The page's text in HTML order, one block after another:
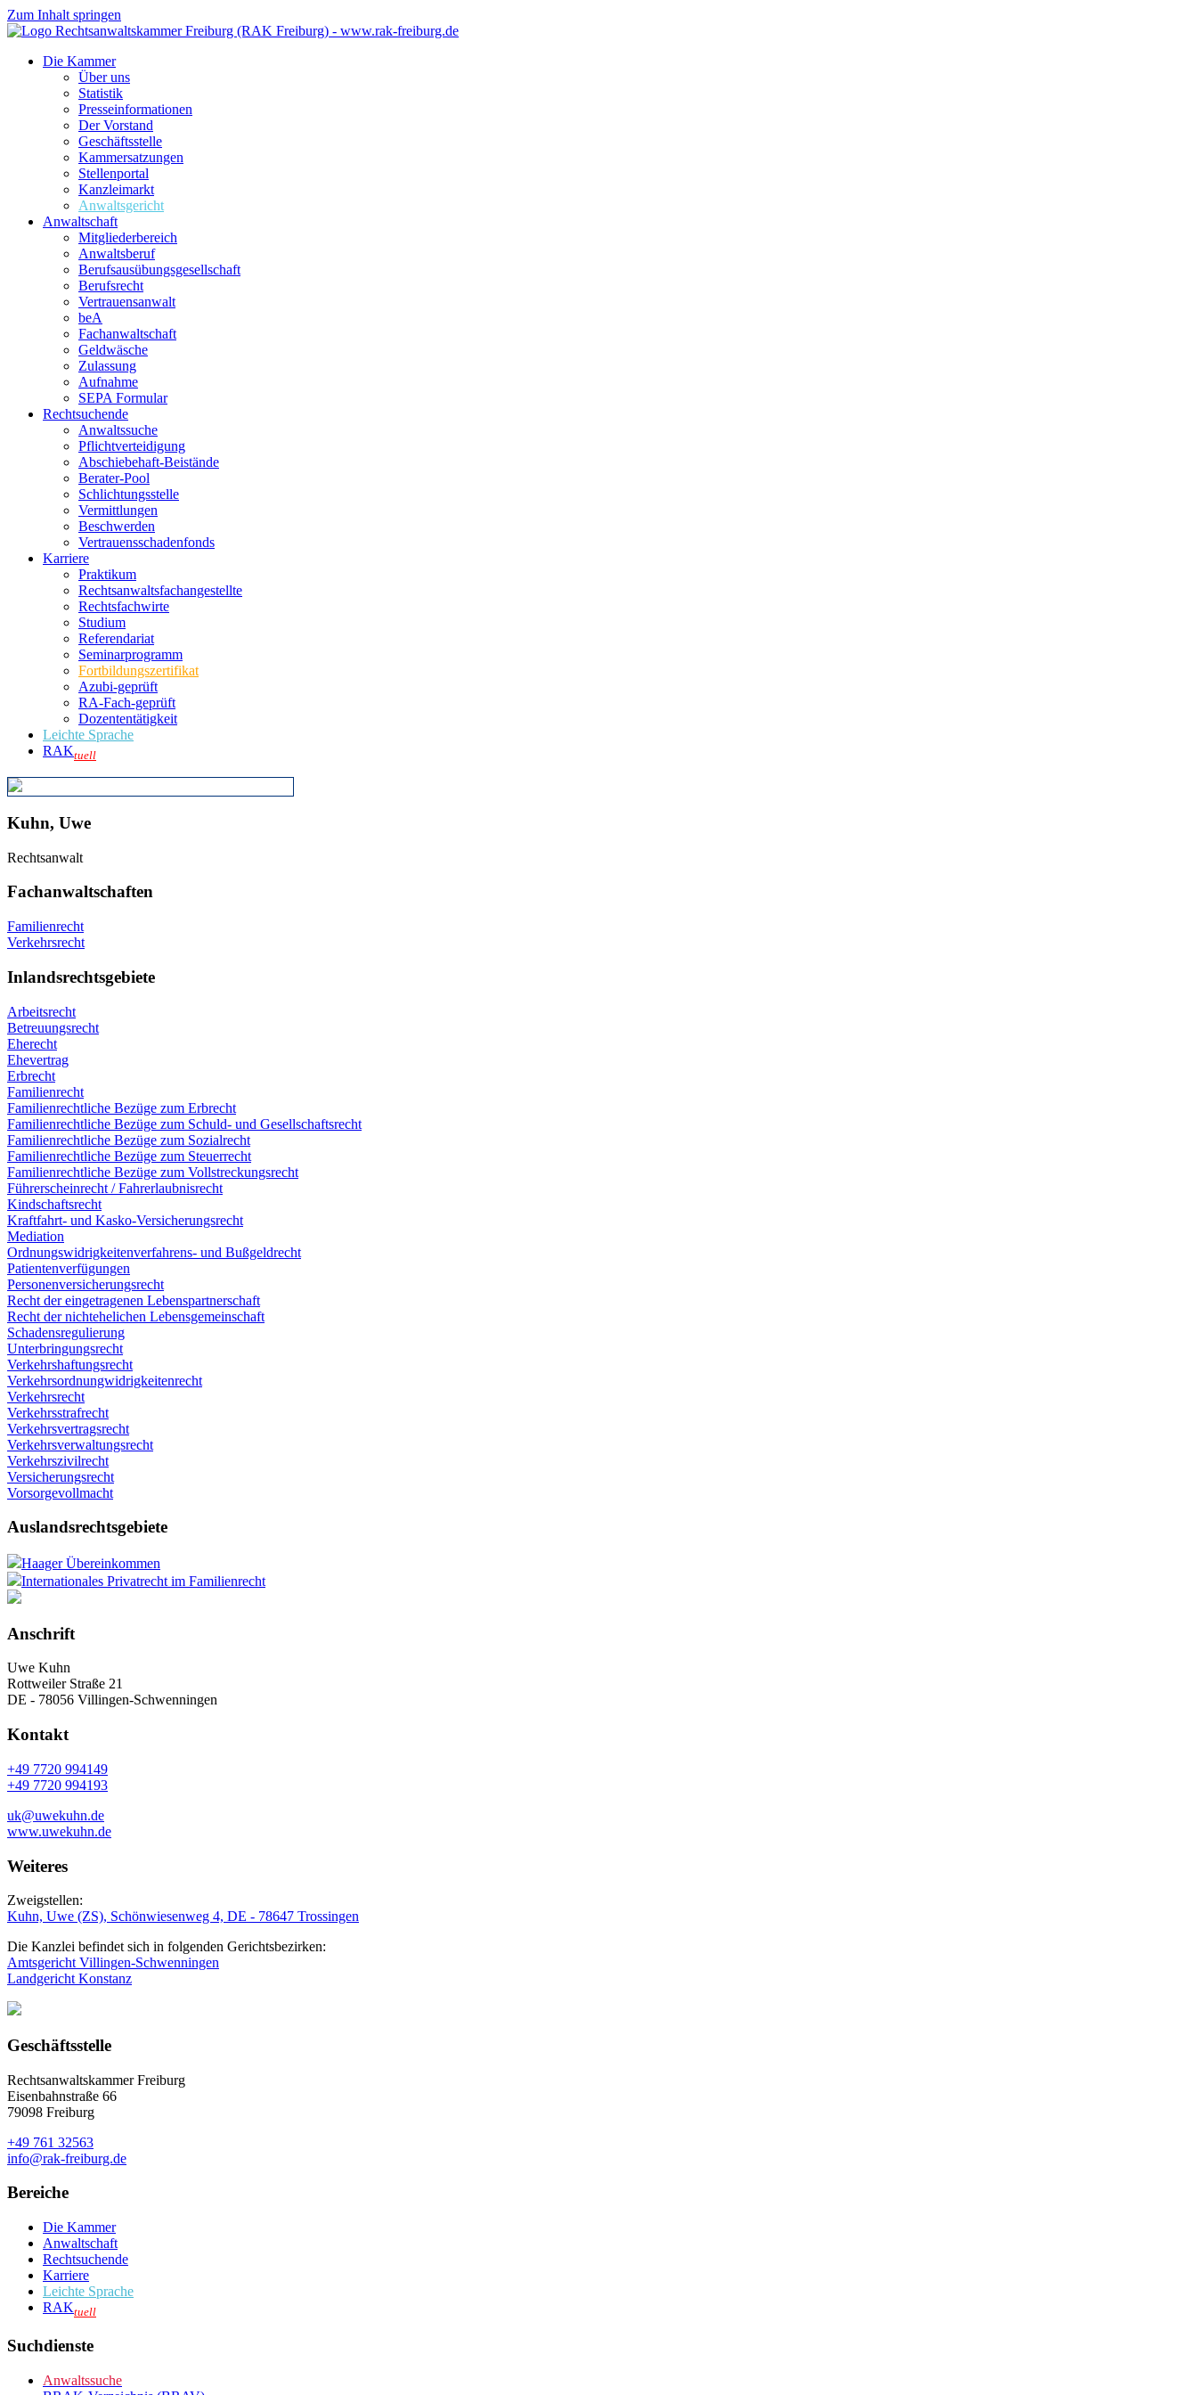
Zum Inhalt springen
Die Kammer
Über uns
Statistik
Presseinformationen
Der Vorstand
Geschäftsstelle
Kammersatzungen
Stellenportal
Kanzleimarkt
Anwaltsgericht
Anwaltschaft
Mitgliederbereich
Anwaltsberuf
Berufsausübungs­gesellschaft
Berufsrecht
Vertrauensanwalt
beA
Fachanwaltschaft
Geldwäsche
Zulassung
Aufnahme
SEPA Formular
Rechtsuchende
Anwaltssuche
Pflichtverteidigung
Abschiebehaft-Beistände
Berater-Pool
Schlichtungsstelle
Vermittlungen
Beschwerden
Vertrauensschadenfonds
Karriere
Praktikum
Rechtsanwalts­fachangestellte
Rechtsfachwirte
Studium
Referendariat
Seminarprogramm
Fortbildungszertifikat
Azubi-geprüft
RA-Fach-geprüft
Dozententätigkeit
Leichte Sprache
RAKtuell
Kuhn, Uwe
Rechtsanwalt
Fachanwaltschaften
Familienrecht
Verkehrsrecht
Inlandsrechtsgebiete
Arbeitsrecht
Betreuungsrecht
Eherecht
Ehevertrag
Erbrecht
Familienrecht
Familienrechtliche Bezüge zum Erbrecht
Familienrechtliche Bezüge zum Schuld- und Gesellschaftsrecht
Familienrechtliche Bezüge zum Sozialrecht
Familienrechtliche Bezüge zum Steuerrecht
Familienrechtliche Bezüge zum Vollstreckungsrecht
Führerscheinrecht / Fahrerlaubnisrecht
Kindschaftsrecht
Kraftfahrt- und Kasko-Versicherungsrecht
Mediation
Ordnungswidrigkeitenverfahrens- und Bußgeldrecht
Patientenverfügungen
Personenversicherungsrecht
Recht der eingetragenen Lebenspartnerschaft
Recht der nichtehelichen Lebensgemeinschaft
Schadensregulierung
Unterbringungsrecht
Verkehrshaftungsrecht
Verkehrsordnungwidrigkeitenrecht
Verkehrsrecht
Verkehrsstrafrecht
Verkehrsvertragsrecht
Verkehrsverwaltungsrecht
Verkehrszivilrecht
Versicherungsrecht
Vorsorgevollmacht
Auslandsrechtsgebiete
Haager Übereinkommen
Internationales Privatrecht im Familienrecht
Anschrift
Uwe Kuhn
Rottweiler Straße 21
DE - 78056 Villingen-Schwenningen
Kontakt
+49 7720 994149
+49 7720 994193
uk@uwekuhn.de
www.uwekuhn.de
Weiteres
Zweigstellen:
Kuhn, Uwe (ZS), Schönwiesenweg 4, DE - 78647 Trossingen
Die Kanzlei befindet sich in folgenden Gerichtsbezirken:
Amtsgericht Villingen-Schwenningen
Landgericht Konstanz
Geschäftsstelle
Rechtsanwaltskammer Freiburg
Eisenbahnstraße 66
79098 Freiburg
+49 761 32563
info@rak-freiburg.de
Bereiche
Die Kammer
Anwaltschaft
Rechtsuchende
Karriere
Leichte Sprache
RAKtuell
Suchdienste
Anwaltssuche